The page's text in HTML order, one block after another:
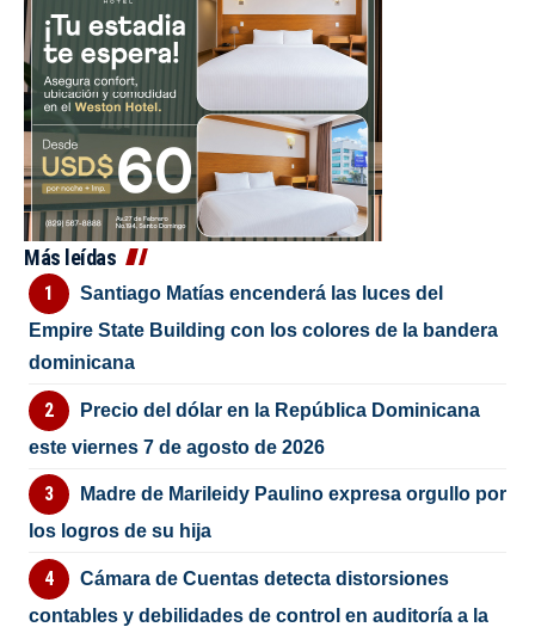
Más leídas
Santiago Matías encenderá las luces del
Empire State Building con los colores de la bandera
dominicana
Precio del dólar en la República Dominicana
este viernes 7 de agosto de 2026
Madre de Marileidy Paulino expresa orgullo por
los logros de su hija
Cámara de Cuentas detecta distorsiones
contables y debilidades de control en auditoría a la